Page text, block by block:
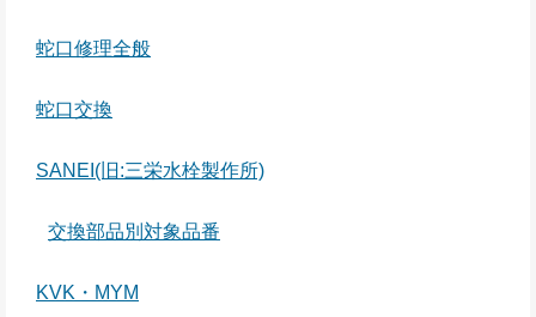
蛇口修理全般
蛇口交換
SANEI(旧:三栄水栓製作所)
交換部品別対象品番
KVK・MYM